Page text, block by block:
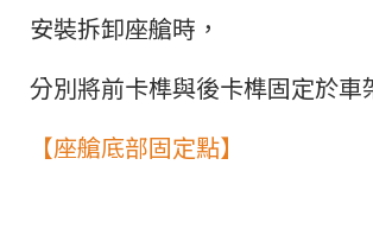
安裝拆卸座艙時，
分別將前卡榫與後卡榫固定於車
【座艙底部固定點】